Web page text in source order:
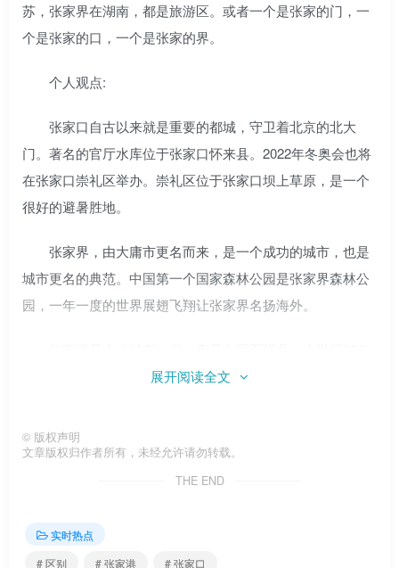
苏，张家界在湖南，都是旅游区。或者一个是张家的门，一
个是张家的口，一个是张家的界。
个人观点:
张家口自古以来就是重要的都城，守卫着北京的北大
门。著名的官厅水库位于张家口怀来县。2022年冬奥会也将
在张家口崇礼区举办。崇礼区位于张家口坝上草原，是一个
很好的避暑胜地。
张家界，由大庸市更名而来，是一个成功的城市，也是
城市更名的典范。中国第一个国家森林公园是张家界森林公
园，一年一度的世界展翅飞翔让张家界名扬海外。
代，全国掀起了学习张家港的热潮。文明张家港在全国享有
具魅力。
张姓是中国最大的姓氏，所以把张家带走是不寻常的。
张家口
展开阅读全文
© 版权声明
文章版权归作者所有，未经允许请勿转载。
THE END
实时热点
# 区别
# 张家港 # 张家口